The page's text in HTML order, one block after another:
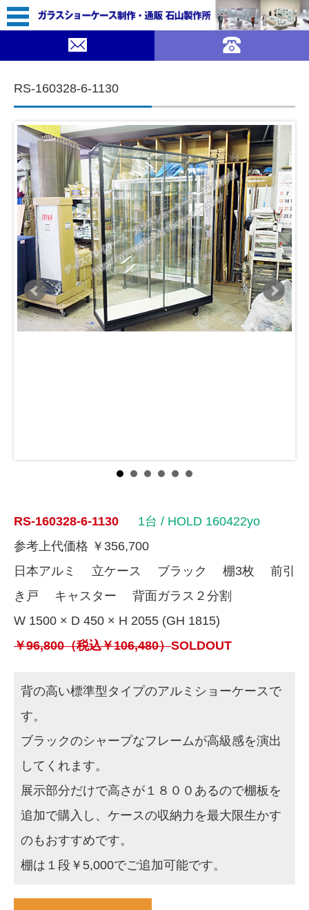
RS-160328-6-1130
RS-160328-6-1130 1台 / HOLD 160422yo
参考上代価格 ￥356,700
日本アルミ 立ケース ブラック 棚3枚 前引
き戸 キャスター 背面ガラス２分割
W 1500 × D 450 × H 2055 (GH 1815)
￥96,800（税込￥106,480）SOLDOUT
背の高い標準型タイプのアルミショーケースで
す。
ブラックのシャープなフレームが高級感を演出
してくれます。
展示部分だけで高さが１８００あるので棚板を
追加で購入し、ケースの収納力を最大限生かす
のもおすすめです。
棚は１段￥5,000でご追加可能です。